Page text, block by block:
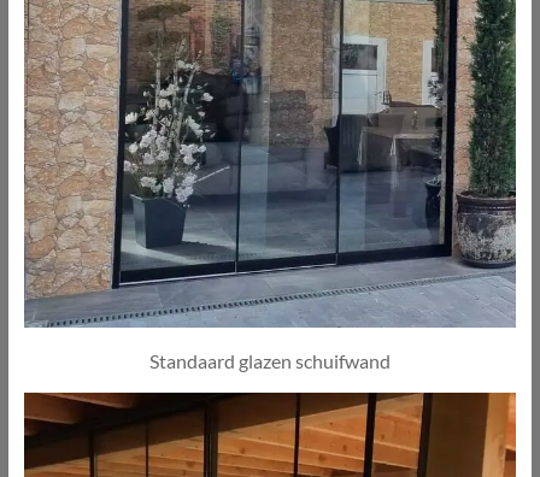
Standaard glazen schuifwand